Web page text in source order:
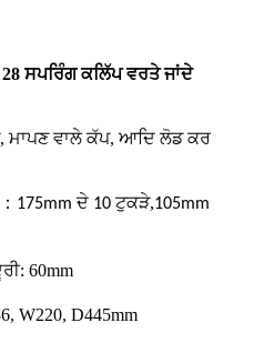
ਸਪਰਿੰਗ ਕਲਿੱਪ ਵਰਤੇ ਜਾਂਦੇ
ਮਾਪਣ ਵਾਲੇ ਕੱਪ, ਆਦਿ ਲੋਡ ਕਰ
： 175mm ਦੇ 10 ਟੁਕੜੇ,105mm
60mm
W220, D445mm